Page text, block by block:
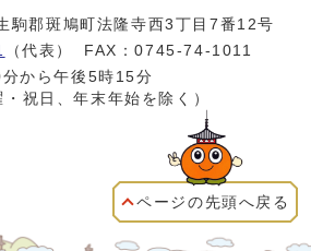
駒郡斑鳩町法隆寺西3丁目7番12号
（代表）
FAX：0745-74-1011
から午後5時15分
祝日、年末年始を除く）
ページの先頭へ戻る